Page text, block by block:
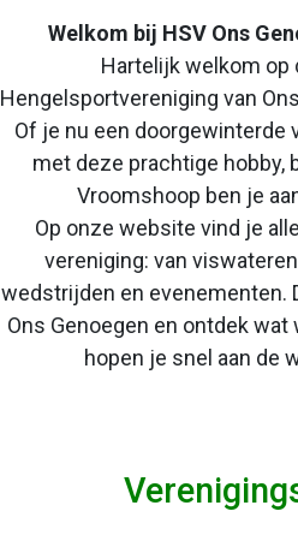
Welkom bij HSV Ons
Hartelijk welkom op
Hengelsportvereniging van
Of je nu een
met deze prachtige hobby,
Vroomshoop ben je
Op onze website vind je
vereniging: van
wedstrijden en evenementen.
Ons Genoegen en ontdek
hopen je snel aan de